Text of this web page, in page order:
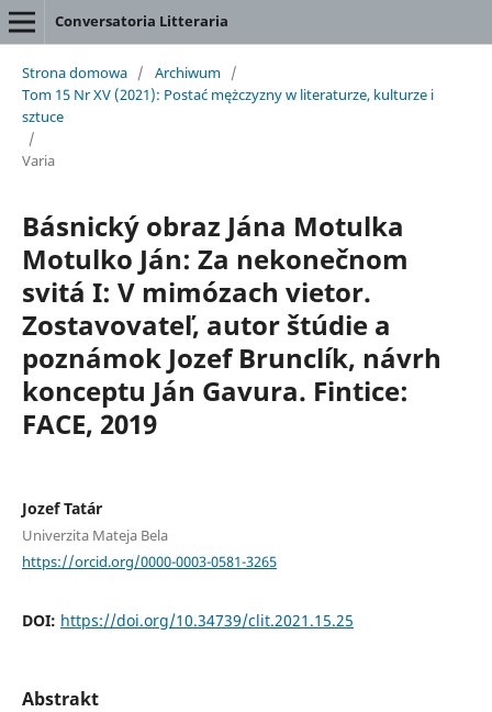
Conversatoria Litteraria
Strona domowa / Archiwum /
Tom 15 Nr XV (2021): Postać mężczyzny w literaturze, kulturze i
sztuce
/
Varia
Básnický obraz Jána Motulka
Motulko Ján: Za nekonečnom
svitá I: V mimózach vietor.
Zostavovateľ, autor štúdie a
poznámok Jozef Brunclík, návrh
konceptu Ján Gavura. Fintice:
FACE, 2019
Jozef Tatár
Univerzita Mateja Bela
https://orcid.org/0000-0003-0581-3265
DOI: https://doi.org/10.34739/clit.2021.15.25
Abstrakt